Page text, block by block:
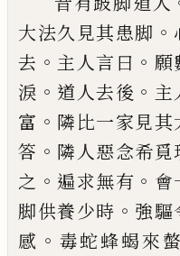
大法久見其患脚 。
去 。 主人言曰 。 願
淚 。 道人去後 。 主
富 。 隣比一家見其
答 。 隣人惡念希覓
之 。 遍求無有 。 會
脚供養少時 。 強驅
感 。 毒蛇蜂蝎來